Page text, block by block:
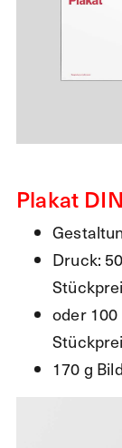
Plakat
Druck:
oder 100
170 g